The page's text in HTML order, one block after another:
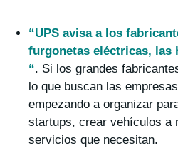
“UPS avisa a los
furgonetas eléctricas, las
“. Si los grandes
lo que buscan las
empezando a organizar
startups, crear vehículos a
servicios que necesitan.